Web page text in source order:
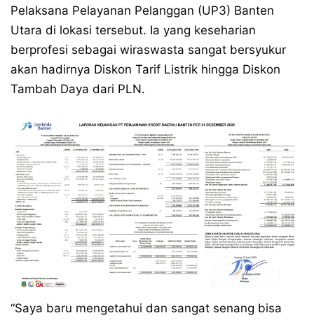
Pelaksana Pelayanan Pelanggan (UP3) Banten
Utara di lokasi tersebut. Ia yang keseharian
berprofesi sebagai wiraswasta sangat bersyukur
akan hadirnya Diskon Tarif Listrik hingga Diskon
Tambah Daya dari PLN.
“Saya baru mengetahui dan sangat senang bisa